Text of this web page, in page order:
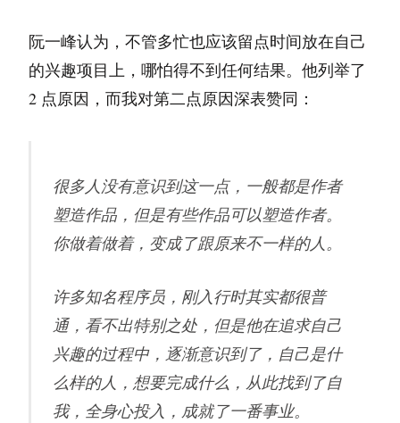
阮一峰认为，不管多忙也应该留点时间放在自己
的兴趣项目上，哪怕得不到任何结果。他列举了
2 点原因，而我对第二点原因深表赞同：
很多人没有意识到这一点，一般都是作者
塑造作品，但是有些作品可以塑造作者。
你做着做着，变成了跟原来不一样的人。
许多知名程序员，刚入行时其实都很普
通，看不出特别之处，但是他在追求自己
兴趣的过程中，逐渐意识到了，自己是什
么样的人，想要完成什么，从此找到了自
我，全身心投入，成就了一番事业。